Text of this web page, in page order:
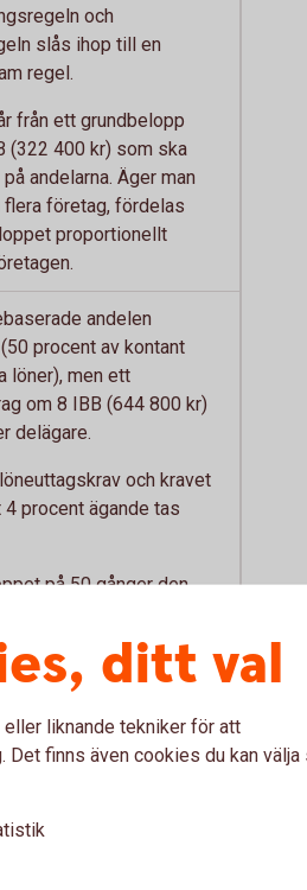
och
slås ihop till en
regel.
från ett grundbelopp
(322 400 kr) som ska
andelarna. Äger man
flera företag, fördelas
proportionellt
andelen
procent av kontant
löner), men ett
om 8 IBB (644 800 kr)
delägare.
och kravet
procent ägande tas
på 50 gånger den
ändå behöver tas ut.
(SLR + 9 procent)
gälla den del av
100 000 kr.
ditt val
liknande tekniker för att
finns även cookies du kan välja